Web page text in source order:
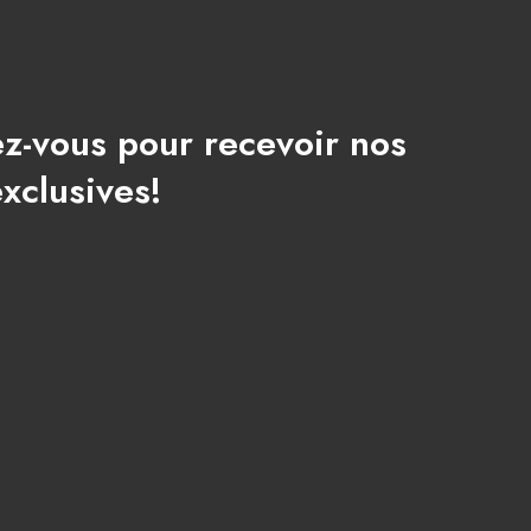
vous pour recevoir nos